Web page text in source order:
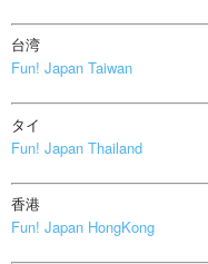
台湾
Fun! Japan Taiwan
タイ
Fun! Japan Thailand
香港
Fun! Japan HongKong